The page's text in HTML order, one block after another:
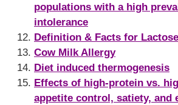
populations with a high
intolerance
Definition & Facts for
Cow Milk Allergy
Diet induced thermogenesis
Effects of high-protein vs.
appetite control, satiety, and